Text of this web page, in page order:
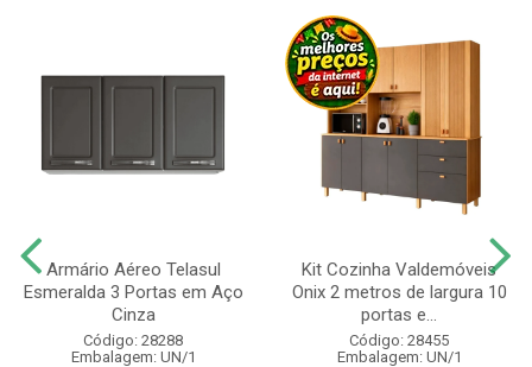
Armário Aéreo Telasul
Esmeralda 3 Portas em Aço
Cinza
Código: 28288
Embalagem: UN/1
Kit Cozinha Valdemóveis
Onix 2 metros de largura 10
portas e...
Código: 28455
Embalagem: UN/1